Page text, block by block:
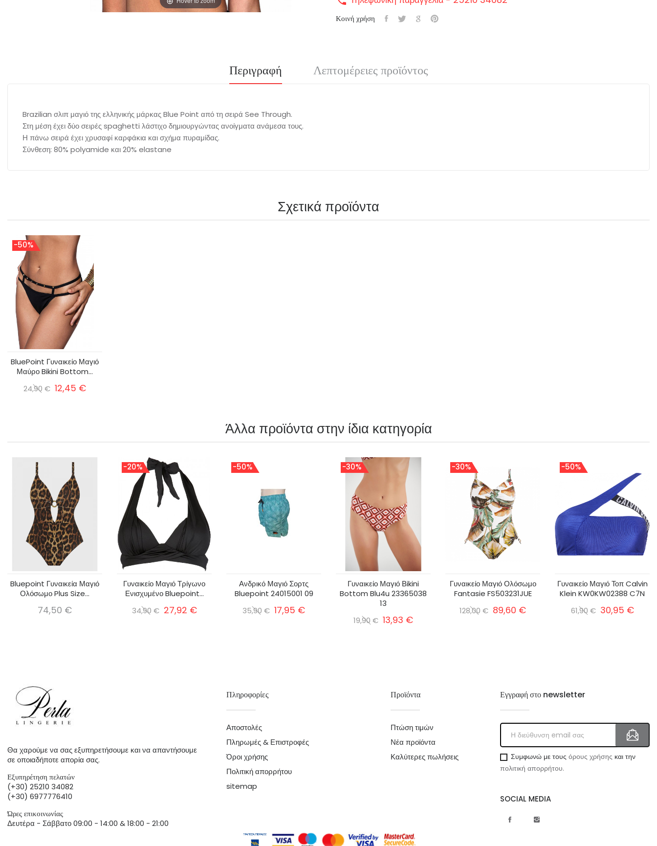
Κοινή χρήση
Περιγραφή Λεπτομέρειες προϊόντος
Brazilian σλιπ μαγιό της ελληνικής μάρκας Blue Point από τη σειρά See Through.
Στη μέση έχει δύο σειρές spaghetti λάστιχο δημιουργώντας ανοίγματα ανάμεσα τους.
Η πάνω σειρά έχει χρυσαφί καρφάκια και σχήμα πυραμίδας.
Σύνθεση: 80% polyamide και 20% elastane
Σχετικά προϊόντα
-50%
BluePoint Γυναικείο Μαγιό
Μαύρο Bikini Bottom...
24,90 € 12,45 €
Άλλα προϊόντα στην ίδια κατηγορία
Bluepoint Γυναικεία Μαγιό
Ολόσωμο Plus Size...
74,50 €
-20%
Γυναικείο Μαγιό Τρίγωνο
Ενισχυμένο Bluepoint...
34,90 € 27,92 €
-50%
Ανδρικό Μαγιό Σορτς
Bluepoint 24015001 09
35,90 € 17,95 €
-30%
Γυναικείο Μαγιό Βikini
Bottom Blu4u 23365038
13
19,90 € 13,93 €
-30%
Γυναικείο Μαγιό Ολόσωμο
Fantasie FS503231JUE
128,00 € 89,60 €
-50%
Γυναικείο Μαγιό Τοπ Calvin
Klein KW0KW02388 C7N
61,90 € 30,95 €
Θα χαρούμε να σας εξυπηρετήσουμε και να απαντήσουμε
σε οποιαδήποτε απορία σας.
Εξυπηρέτηση πελατών
(+30) 25210 34082
(+30) 6977776410
Ώρες επικοινωνίας
Δευτέρα - Σάββατο 09:00 - 14:00 & 18:00 - 21:00
Πληροφορίες
Αποστολές
Πληρωμές & Επιστροφές
Όροι χρήσης
Πολιτική απορρήτου
sitemap
Προϊόντα
Πτώση τιμών
Νέα προϊόντα
Καλύτερες πωλήσεις
Εγγραφή στο newsletter
Συμφωνώ με τους όρους χρήσηςκαι την
πολιτική απορρήτου.
SOCIAL MEDIA